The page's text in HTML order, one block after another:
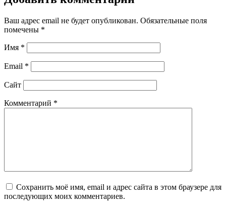
Ваш адрес email не будет опубликован. Обязательные поля
помечены *
Имя *
Email *
Сайт
Комментарий *
Сохранить моё имя, email и адрес сайта в этом браузере для
последующих моих комментариев.